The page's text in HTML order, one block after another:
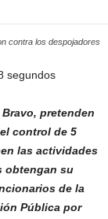
contra los despojadores
segundos
pretenden
control de 5
las actividades
obtengan su
de la
Pública por